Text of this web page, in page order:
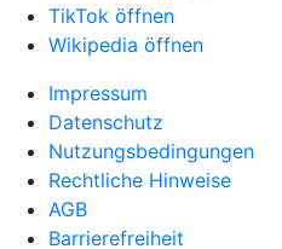
TikTok öffnen
Wikipedia öffnen
Impressum
Datenschutz
Nutzungsbedingungen
Rechtliche Hinweise
AGB
Barrierefreiheit